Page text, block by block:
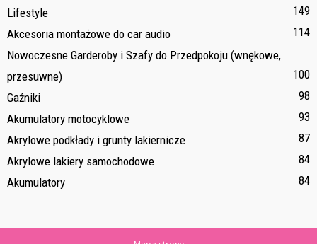
Lifestyle
149
Akcesoria montażowe do car audio
114
Nowoczesne Garderoby i Szafy do Przedpokoju (wnękowe,
przesuwne)
100
Gaźniki
98
Akumulatory motocyklowe
93
Akrylowe podkłady i grunty lakiernicze
87
Akrylowe lakiery samochodowe
84
Akumulatory
84